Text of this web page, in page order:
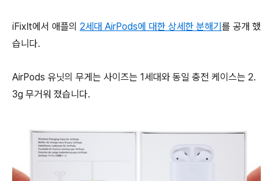
iFixIt에서 애플의 2세대 AirPods에 대한 상세한 분해기를 공개 했
습니다.
AirPods 유닛의 무게는 사이즈는 1세대와 동일 충전 케이스는 2.
3g 무거워 졌습니다.